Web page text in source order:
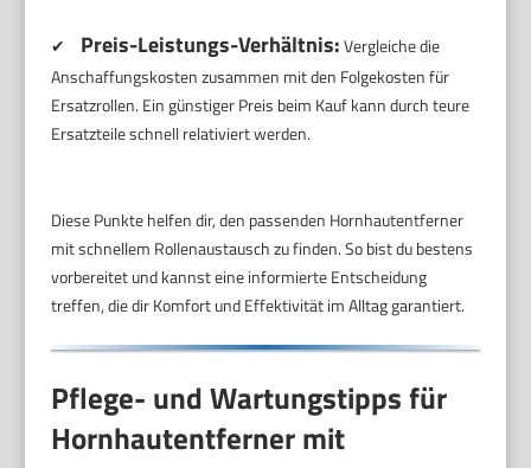
✔ Preis-Leistungs-Verhältnis:Vergleiche die
Anschaffungskosten zusammen mit den Folgekosten für
Ersatzrollen. Ein günstiger Preis beim Kauf kann durch teure
Ersatzteile schnell relativiert werden.
Diese Punkte helfen dir, den passenden Hornhautentferner
mit schnellem Rollenaustausch zu finden. So bist du bestens
vorbereitet und kannst eine informierte Entscheidung
treffen, die dir Komfort und Effektivität im Alltag garantiert.
Pflege- und Wartungstipps für
Hornhautentferner mit